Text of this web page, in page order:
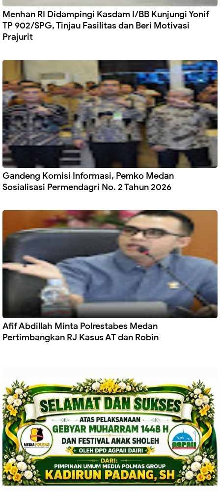
Menhan RI Didampingi Kasdam I/BB Kunjungi Yonif
TP 902/SPG, Tinjau Fasilitas dan Beri Motivasi
Prajurit
Gandeng Komisi Informasi, Pemko Medan
Sosialisasi Permendagri No. 2 Tahun 2026
Afif Abdillah Minta Polrestabes Medan
Pertimbangkan RJ Kasus AT dan Robin